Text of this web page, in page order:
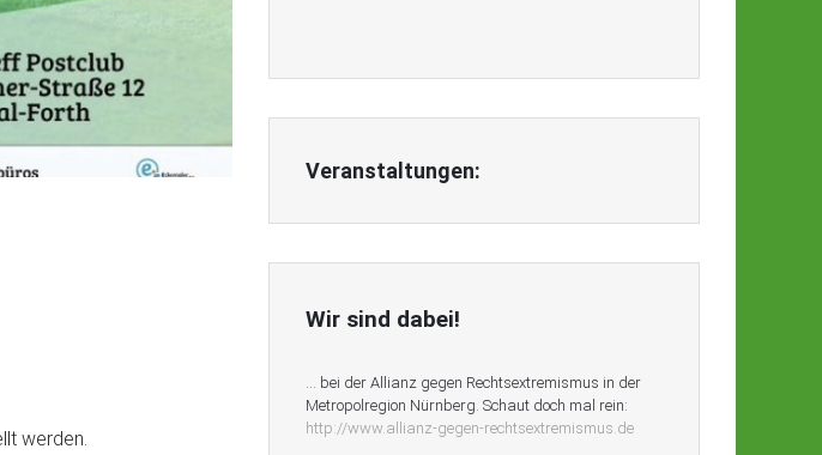
werden.
Veranstaltungen:
Wir sind dabei!
… bei der Allianz gegen Rechtsextremismus in der
Metropolregion Nürnberg. Schaut doch mal rein:
http://www.allianz-gegen-rechtsextremismus.de